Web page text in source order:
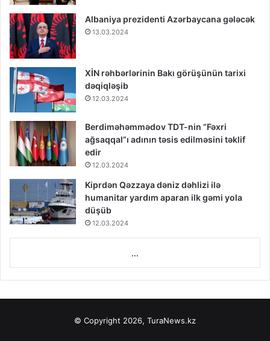
Albaniya prezidenti Azərbaycana gələcək
13.03.2024
XİN rəhbərlərinin Bakı görüşünün tarixi
dəqiqləşib
12.03.2024
Berdiməhəmmədov TDT-nin “Fəxri
ağsaqqal”ı adının təsis edilməsini təklif
edir
12.03.2024
Kiprdən Qəzzaya dəniz dəhlizi ilə
humanitar yardım aparan ilk gəmi yola
düşüb
12.03.2024
...
© Copyright 2026, TuraNews.kz